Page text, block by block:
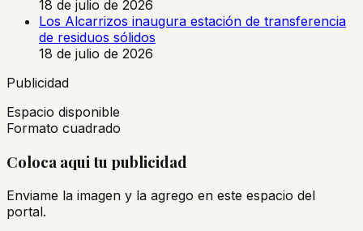
18 de julio de 2026
Los Alcarrizos inaugura estación de transferencia
de residuos sólidos
18 de julio de 2026
Publicidad
Espacio disponible
Formato cuadrado
Coloca aqui tu publicidad
Enviame la imagen y la agrego en este espacio del
portal.